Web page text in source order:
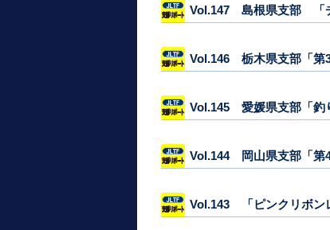
Vol.147 島根県支部 「
Vol.146 栃木県支部「第
Vol.145 愛媛県支部「釣
Vol.144 岡山県支部「第
Vol.143 「ピンクリボン